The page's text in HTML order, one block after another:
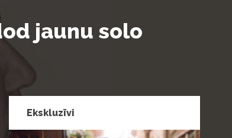
jaunu solo
Ekskluzīvi